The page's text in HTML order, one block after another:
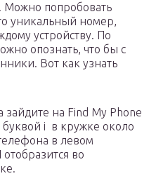
Можно попробовать
уникальный номер,
устройству. По
опознать, что бы с
Вот как узнать
зайдите на Find My Phone
i в кружке около
в левом
во